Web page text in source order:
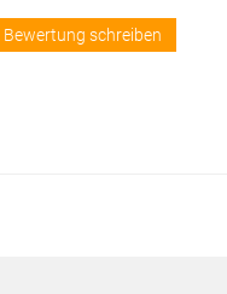
schreiben